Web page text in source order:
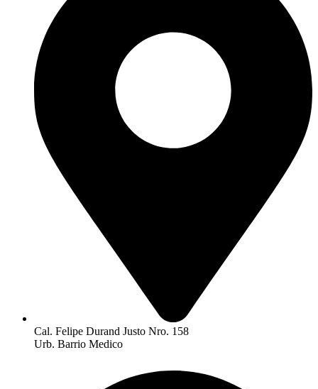
Cal. Felipe Durand Justo Nro. 158
Urb. Barrio Medico